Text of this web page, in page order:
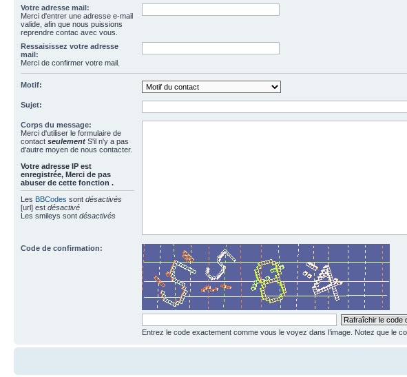
Votre adresse mail:
Merci d'entrer une adresse e-mail
valide, afin que nous puissions
reprendre contac avec vous.
Ressaisissez votre adresse
mail:
Merci de confirmer votre mail.
Motif:
Sujet:
Corps du message:
Merci d'utiliser le formulaire de
contact seulement S'il n'y a pas
d'autre moyen de nous contacter.
Votre adresse ΙΡ est
enregistrée, Merci de pas
abuser de cette fonction .
Les BBCodes sont désactivés
[url] est désactivé
Les smileys sont désactivés
Code de confirmation:
Entrez le code exactement comme vous le voyez dans l’image. Notez que le